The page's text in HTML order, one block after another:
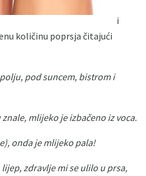
i
količinu poprsja čitajući
pod suncem, bistrom i
mlijeko je izbačeno iz voca.
onda je mlijeko pala!
zdravlje mi se ulilo u prsa,